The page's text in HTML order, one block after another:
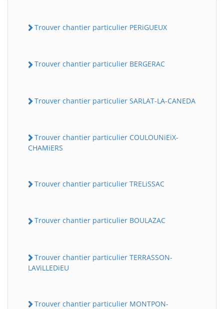
Trouver chantier particulier PERiGUEUX
Trouver chantier particulier BERGERAC
Trouver chantier particulier SARLAT-LA-CANEDA
Trouver chantier particulier COULOUNiEiX-
CHAMiERS
Trouver chantier particulier TRELiSSAC
Trouver chantier particulier BOULAZAC
Trouver chantier particulier TERRASSON-
LAViLLEDiEU
Trouver chantier particulier MONTPON-